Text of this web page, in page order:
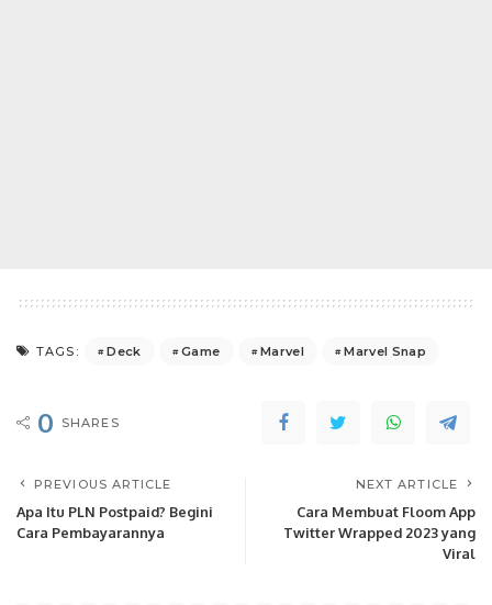
TAGS: Deck Game Marvel Marvel Snap
0 SHARES
PREVIOUS ARTICLE
Apa Itu PLN Postpaid? Begini
Cara Pembayarannya
NEXT ARTICLE
Cara Membuat Floom App
Twitter Wrapped 2023 yang
Viral